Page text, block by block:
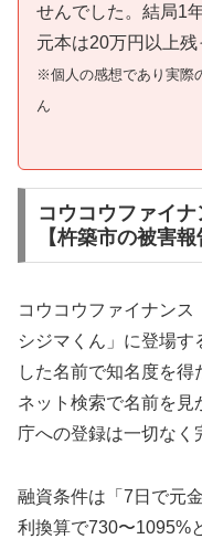
せんでした。結局1
元本は20万円以上残
※個人の感想であり実際
ん
コウコウファイ
【杵築市の被害報
コウコウファイナン
シジマくん」に登場
した名前で知名度を
ネット検索で名前を見
庁への登録は一切なく
融資条件は「7日で元
利換算で730〜1095%